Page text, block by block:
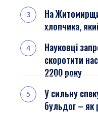
На
хлопчика,
Науковці
скоротити
2200 року
У сильну
бульдог – як